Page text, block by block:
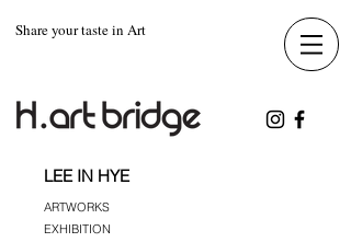
Share your taste in Art
LEE IN HYE
ARTWORKS
EXHIBITION